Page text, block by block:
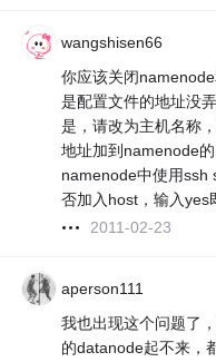
wangshisen66
你应该关闭
是配置文件的地址没
是，请改为主机名称
地址加到namenode
namenode中使用ssh
否加入host，输入yes
2011-02-23
aperson111
我也出现这个问题了
的datanode起不来，